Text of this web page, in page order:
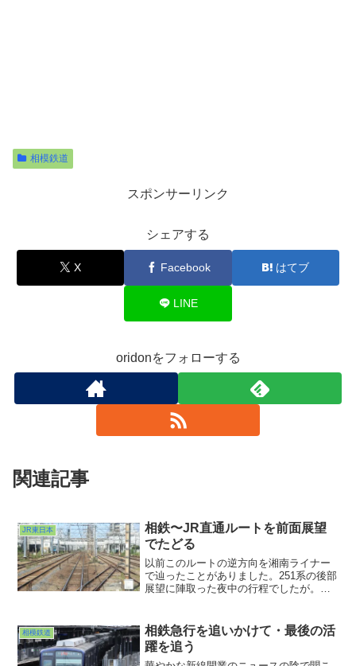
相模鉄道
スポンサーリンク
シェアする
X Facebook はてブ
LINE
oridonをフォローする
関連記事
JR東日本
相鉄〜JR直通ルートを前面展望
でたどる
以前このルートの逆方向を湘南ライナー
で辿ったことがありました。251系の後部
展望に陣取った夜中の行程でしたが。そ
ったです。今回は前面展望で昼間の行程
でした。やはり鶴見近辺の配線の妙には
見惚れましたね。貨物線ならではの複雑
相模鉄道
相鉄急行を追いかけて・最後の活
躍を追う